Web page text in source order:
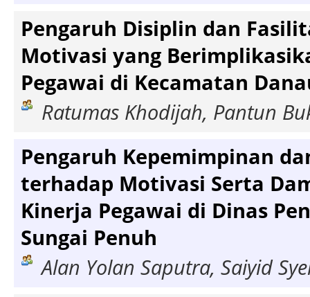
Pengaruh Disiplin dan
Motivasi yang
Pegawai di Kecamatan
Ratumas Khodijah, Pantun
Pengaruh Kepemimpinan
terhadap Motivasi Serta
Kinerja Pegawai di Dinas
Sungai Penuh
Alan Yolan Saputra, Saiyid